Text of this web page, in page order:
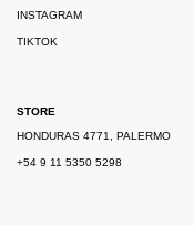
INSTAGRAM
TIKTOK
STORE
HONDURAS 4771, PALERMO
+54 9 11 5350 5298